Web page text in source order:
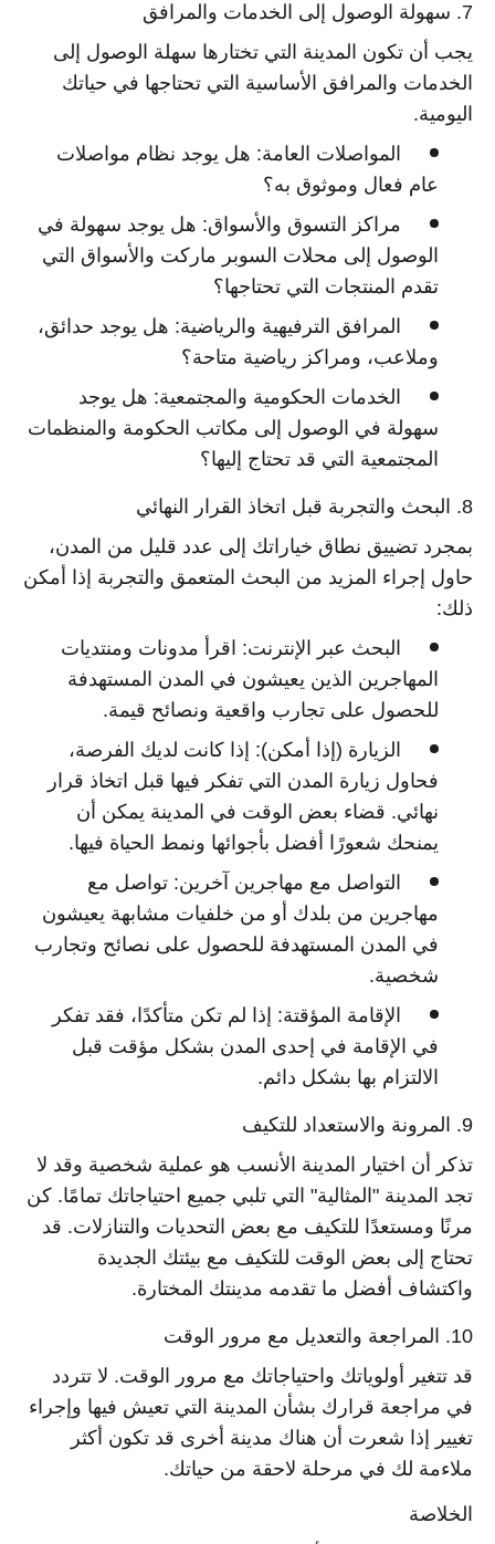
7. سهولة الوصول إلى الخدمات والمرافق
يجب أن تكون المدينة التي تختارها سهلة الوصول إلى
الخدمات والمرافق الأساسية التي تحتاجها في حياتك
اليومية.
المواصلات العامة: هل يوجد نظام مواصلات
عام فعال وموثوق به؟
مراكز التسوق والأسواق: هل يوجد سهولة في
الوصول إلى محلات السوبر ماركت والأسواق التي
تقدم المنتجات التي تحتاجها؟
المرافق الترفيهية والرياضية: هل يوجد حدائق،
وملاعب، ومراكز رياضية متاحة؟
الخدمات الحكومية والمجتمعية: هل يوجد
سهولة في الوصول إلى مكاتب الحكومة والمنظمات
المجتمعية التي قد تحتاج إليها؟
8. البحث والتجربة قبل اتخاذ القرار النهائي
بمجرد تضييق نطاق خياراتك إلى عدد قليل من المدن،
حاول إجراء المزيد من البحث المتعمق والتجربة إذا أمكن
ذلك:
البحث عبر الإنترنت: اقرأ مدونات ومنتديات
المهاجرين الذين يعيشون في المدن المستهدفة
للحصول على تجارب واقعية ونصائح قيمة.
الزيارة (إذا أمكن): إذا كانت لديك الفرصة،
فحاول زيارة المدن التي تفكر فيها قبل اتخاذ قرار
نهائي. قضاء بعض الوقت في المدينة يمكن أن
يمنحك شعورًا أفضل بأجوائها ونمط الحياة فيها.
التواصل مع مهاجرين آخرين: تواصل مع
مهاجرين من بلدك أو من خلفيات مشابهة يعيشون
في المدن المستهدفة للحصول على نصائح وتجارب
شخصية.
الإقامة المؤقتة: إذا لم تكن متأكدًا، فقد تفكر
في الإقامة في إحدى المدن بشكل مؤقت قبل
الالتزام بها بشكل دائم.
9. المرونة والاستعداد للتكيف
تذكر أن اختيار المدينة الأنسب هو عملية شخصية وقد لا
تجد المدينة "المثالية" التي تلبي جميع احتياجاتك تمامًا. كن
مرنًا ومستعدًا للتكيف مع بعض التحديات والتنازلات. قد
تحتاج إلى بعض الوقت للتكيف مع بيئتك الجديدة
واكتشاف أفضل ما تقدمه مدينتك المختارة.
10. المراجعة والتعديل مع مرور الوقت
قد تتغير أولوياتك واحتياجاتك مع مرور الوقت. لا تتردد
في مراجعة قرارك بشأن المدينة التي تعيش فيها وإجراء
تغيير إذا شعرت أن هناك مدينة أخرى قد تكون أكثر
ملاءمة لك في مرحلة لاحقة من حياتك.
الخلاصة